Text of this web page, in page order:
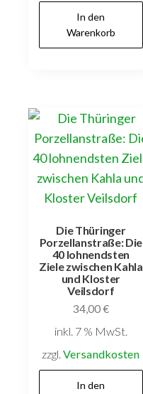
In den
Warenkorb
Die Thüringer
Porzellanstraße: Die
40 lohnendsten
Ziele zwischen Kahla
und Kloster
Veilsdorf
34,00€
inkl. 7 % MwSt.
zzgl.Versandkosten
In den